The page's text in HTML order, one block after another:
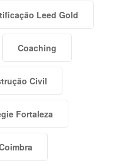
Leed Gold
Coaching
Civil
Fortaleza